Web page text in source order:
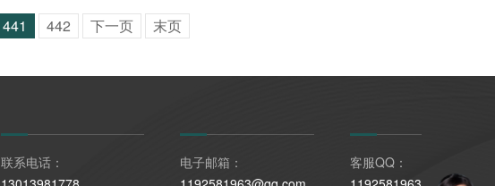
441 442 下一页 末页
联系电话：
电子邮箱：
客服QQ：